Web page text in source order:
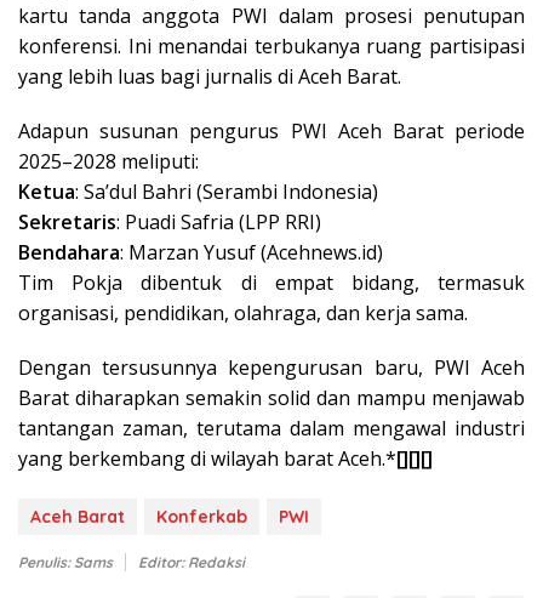
kartu tanda anggota PWI dalam prosesi penutupan
konferensi. Ini menandai terbukanya ruang partisipasi
yang lebih luas bagi jurnalis di Aceh Barat.
Adapun susunan pengurus PWI Aceh Barat periode
2025–2028 meliputi:
Ketua: Sa’dul Bahri (Serambi Indonesia)
Sekretaris: Puadi Safria (LPP RRI)
Bendahara: Marzan Yusuf (Acehnews.id)
Tim Pokja dibentuk di empat bidang, termasuk
organisasi, pendidikan, olahraga, dan kerja sama.
Dengan tersusunnya kepengurusan baru, PWI Aceh
Barat diharapkan semakin solid dan mampu menjawab
tantangan zaman, terutama dalam mengawal industri
yang berkembang di wilayah barat Aceh.*[][][]
Aceh Barat Konferkab PWI
Penulis: Sams Editor: Redaksi